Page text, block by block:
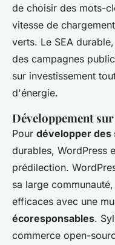
de choisir des mots-
vitesse de
verts. Le SEA
des campagnes
sur investissement
d'énergie.
Développement
Pour développer des
durables, WordPress
prédilection.
sa large
efficaces avec une
écoresponsables.
commerce open-